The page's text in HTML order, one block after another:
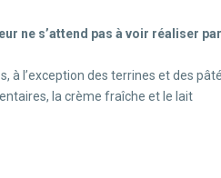
ne s’attend pas à voir réaliser
à l’exception des terrines et des
la crème fraîche et le lait